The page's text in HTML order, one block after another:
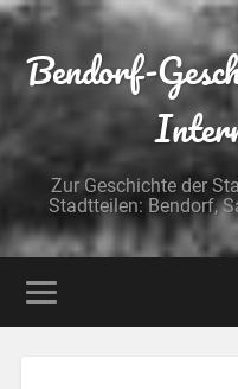
Bendorf-
Zur Geschichte der
Stadtteilen: Bendorf,